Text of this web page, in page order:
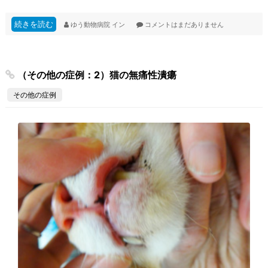
続きを読む ゆう動物病院 イン コメントはまだありません
（その他の症例：2）猫の無痛性潰瘍
その他の症例